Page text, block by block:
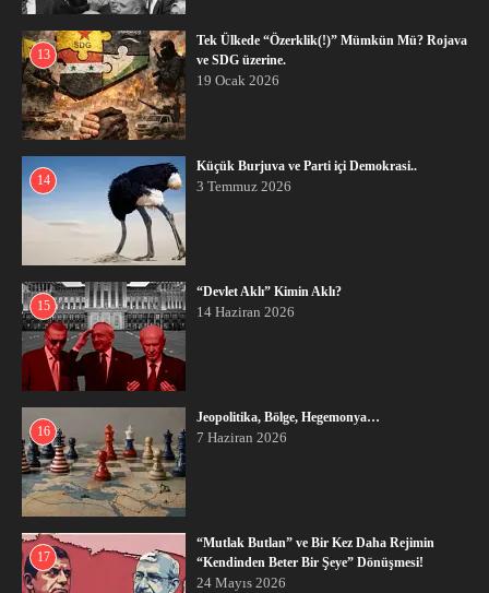
13
Tek Ülkede “Özerklik(!)” Mümkün Mü? Rojava
ve SDG üzerine.
19 Ocak 2026
14
Küçük Burjuva ve Parti içi Demokrasi..
3 Temmuz 2026
15
“Devlet Aklı” Kimin Aklı?
14 Haziran 2026
16
Jeopolitika, Bölge, Hegemonya…
7 Haziran 2026
17
“Mutlak Butlan” ve Bir Kez Daha Rejimin
“Kendinden Beter Bir Şeye” Dönüşmesi!
24 Mayıs 2026